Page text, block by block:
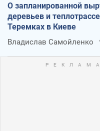
О запланированной
деревьев и
Теремках в Киеве
Владислав Самойленко